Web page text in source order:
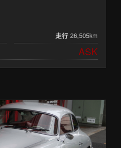
走行 26,505km
ASK